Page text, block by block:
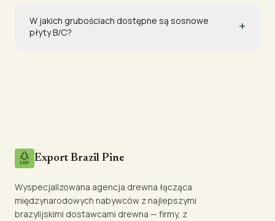
W jakich grubościach dostępne są sosnowe
płyty B/C?
+
Export Brazil Pine
Wyspecjalizowana agencja drewna łącząca
międzynarodowych nabywców z najlepszymi
brazylijskimi dostawcami drewna — firmy, z